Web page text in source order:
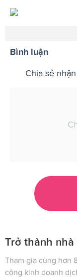
Bình luận
Chia sẻ
Trở thành
Tham gia cùng hơn
công kinh doanh